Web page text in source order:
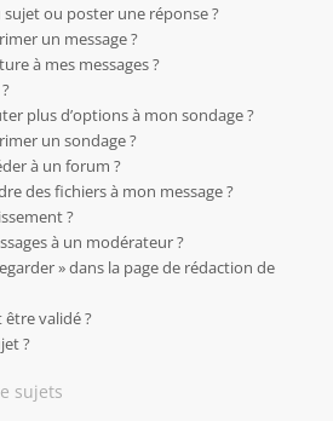
ou poster une réponse ?
un message ?
à mes messages ?
plus d’options à mon sondage ?
un sondage ?
à un forum ?
des fichiers à mon message ?
?
à un modérateur ?
» dans la page de rédaction de
validé ?
?
sujets